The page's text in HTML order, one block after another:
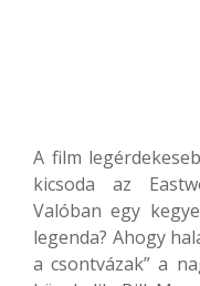
A film
kicsoda az
Valóban egy
legenda? Ahogy
a csontvázak” a